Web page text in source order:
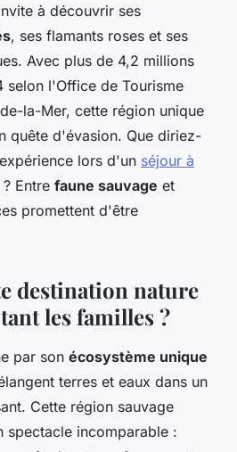
à découvrir ses
, ses flamants roses et ses
Avec plus de 4,2 millions
selon l'Office de Tourisme
la-Mer, cette région unique
quête d'évasion. Que diriez-
lors d'un séjour à
? Entre faune sauvage et
promettent d'être
destination nature
les familles ?
par son écosystème unique
terres et eaux dans un
Cette région sauvage
spectacle incomparable :